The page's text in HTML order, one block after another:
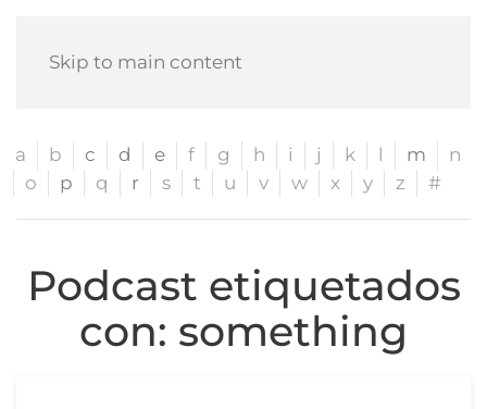
Skip to main content
a b c d e f g h i j k l m
n
o
p q r s t u v w x y z #
Podcast etiquetados
con: something